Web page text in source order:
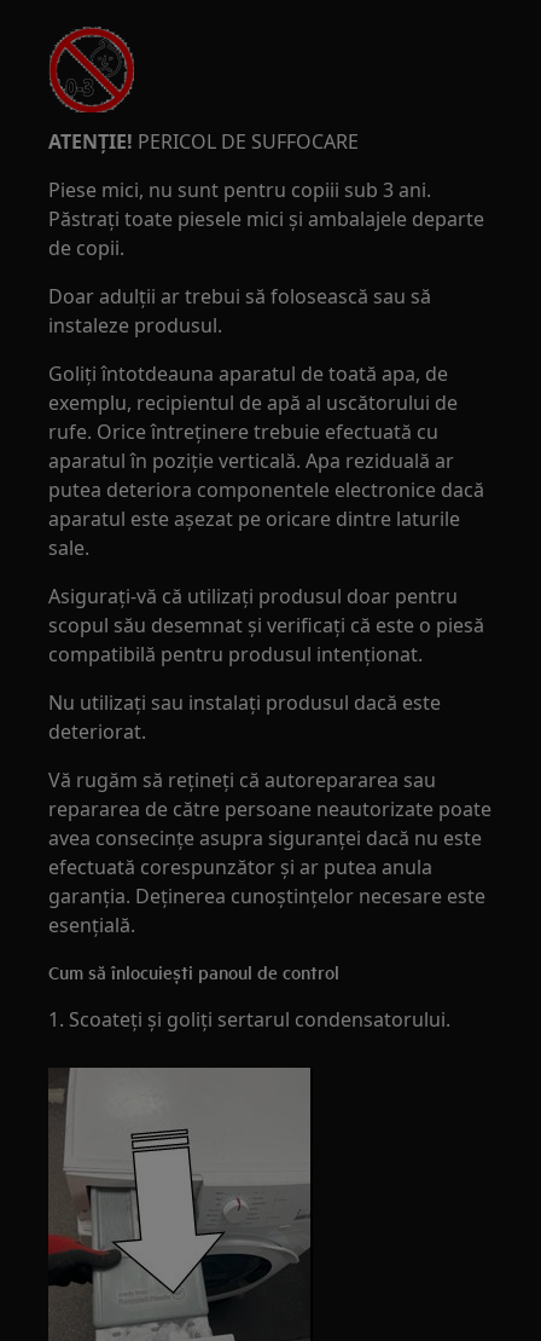
ATENȚIE! PERICOL DE SUFFOCARE
Piese mici, nu sunt pentru copiii sub 3 ani.
Păstrați toate piesele mici și ambalajele departe
de copii.
Doar adulții ar trebui să folosească sau să
instaleze produsul.
Goliți întotdeauna aparatul de toată apa, de
exemplu, recipientul de apă al uscătorului de
rufe. Orice întreținere trebuie efectuată cu
aparatul în poziție verticală. Apa reziduală ar
putea deteriora componentele electronice dacă
aparatul este așezat pe oricare dintre laturile
sale.
Asigurați-vă că utilizați produsul doar pentru
scopul său desemnat și verificați că este o piesă
compatibilă pentru produsul intenționat.
Nu utilizați sau instalați produsul dacă este
deteriorat.
Vă rugăm să rețineți că autorepararea sau
repararea de către persoane neautorizate poate
avea consecințe asupra siguranței dacă nu este
efectuată corespunzător și ar putea anula
garanția. Deținerea cunoștințelor necesare este
esențială.
Cum să înlocuiești panoul de control
1. Scoateți și goliți sertarul condensatorului.